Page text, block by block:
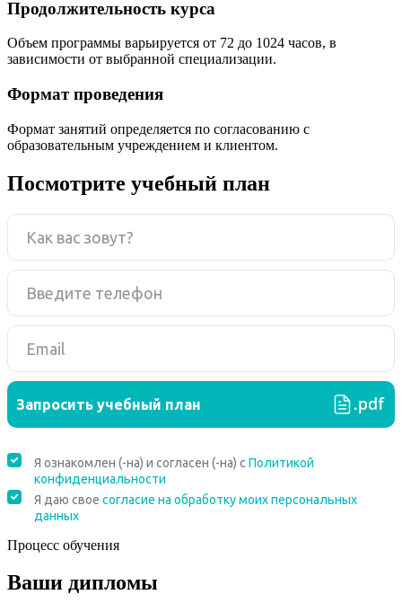
Продолжительность курса
Объем программы варьируется от 72 до 1024 часов, в
зависимости от выбранной специализации.
Формат проведения
Формат занятий определяется по согласованию с
образовательным учреждением и клиентом.
Посмотрите учебный план
Процесс обучения
Ваши дипломы